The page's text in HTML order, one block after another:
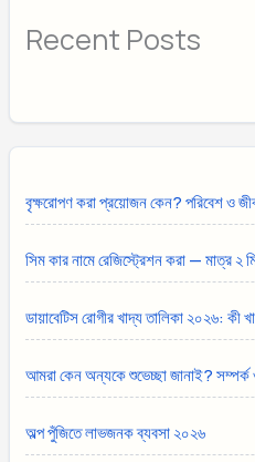
Recent Posts
বৃক্ষরোপণ করা প্রয়োজন কেন? পরিবেশ ও
সিম কার নামে রেজিস্ট্রেশন করা — মাত্র ২
ডায়াবেটিস রোগীর খাদ্য তালিকা ২০২৬: কী
আমরা কেন অন্যকে শুভেচ্ছা জানাই? সম্পর্ক
অল্প পুঁজিতে লাভজনক ব্যবসা ২০২৬